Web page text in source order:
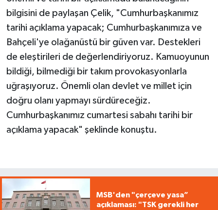
bilgisini de paylaşan Çelik, "Cumhurbaşkanımız
tarihi açıklama yapacak; Cumhurbaşkanımıza ve
Bahçeli'ye olağanüstü bir güven var. Destekleri
de eleştirileri de değerlendiriyoruz. Kamuoyunun
bildiği, bilmediği bir takım provokasyonlarla
uğraşıyoruz. Önemli olan devlet ve millet için
doğru olanı yapmayı sürdüreceğiz.
Cumhurbaşkanımız cumartesi sabahı tarihi bir
açıklama yapacak" şeklinde konuştu.
MSB'den "çerçeve yasa”
açıklaması: "TSK gerekli her